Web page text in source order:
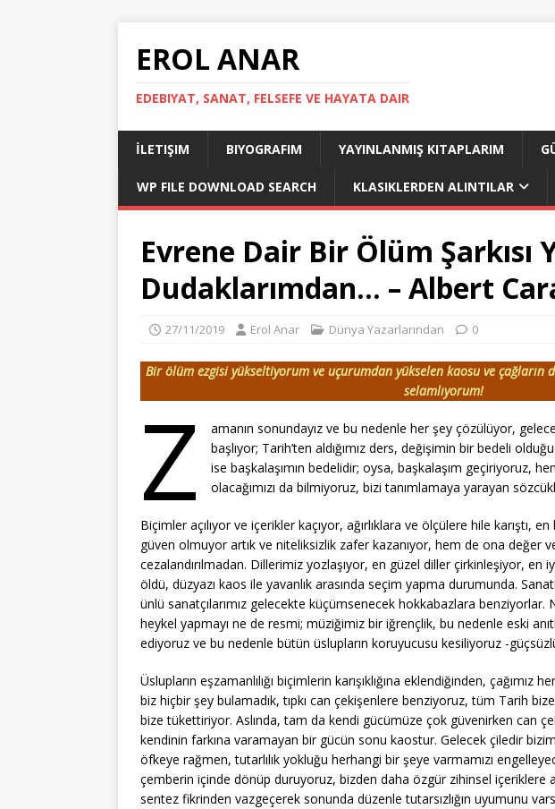
EROL ANAR
EDEBIYAT, SANAT, FELSEFE VE HAYATA DAIR
İLETIŞIM BIYOGRAFIM YAYINLANMIŞ KITAPLARIM
WP FILE DOWNLOAD SEARCH KLASIKLERDEN ALINTILAR
Evrene Dair Bir Ölüm Şarkısı
Dudaklarımdan… – Albert
27/11/2019 Erol Anar Dünya Yazarlarından 0
Bir ölüm ezgisi yükseltiyorum ve uçurumdan yükselen kaosu ve
selamlıyorum!
Z
amanın sonundayız ve bu nedenle her şey çözülüyor,
başlıyor; Tarih’ten aldığımız ders, değişimin bir bedeli
ise başkalaşımın bedelidir; oysa, başkalaşım geçiriyoruz,
olacağımızı da bilmiyoruz, bizi tanımlamaya yarayan
Biçimler açılıyor ve içerikler kaçıyor, ağırlıklara ve ölçülere hile karıştı, en
güven olmuyor artık ve niteliksizlik zafer kazanıyor, hem de ona değer
cezalandırılmadan. Dillerimiz yozlaşıyor, en güzel diller çirkinleşiyor, en
öldü, düzyazı kaos ile yavanlık arasında seçim yapma durumunda.
ünlü sanatçılarımız gelecekte küçümsenecek hokkabazlara
heykel yapmayı ne de resmi; müziğimiz bir iğrençlik, bu nedenle eski
ediyoruz ve bu nedenle bütün üslupların koruyucusu kesiliyoruz -
Üslupların eşzamanlılığı biçimlerin karışıklığına eklendiğinden, çağımız
biz hiçbir şey bulamadık, tıpkı can çekişenlere benziyoruz, tüm Tarih
bize tükettiriyor. Aslında, tam da kendi gücümüze çok güvenirken can
kendinin farkına varamayan bir gücün sonu kaostur. Gelecek çiledir
öfkeye rağmen, tutarlılık yokluğu herhangi bir şeye varmamızı
çemberin içinde dönüp duruyoruz, bizden daha özgür zihinsel içeriklere
sentez fikrinden vazgeçerek sonunda düzenle tutarsızlığın uyumunu